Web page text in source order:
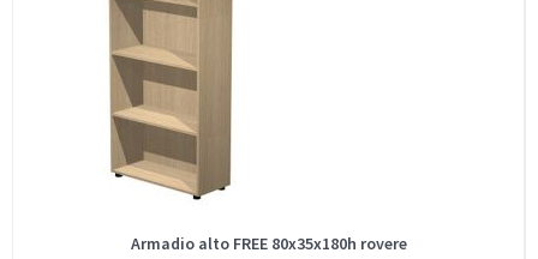
Armadio alto FREE 80x35x180h rovere